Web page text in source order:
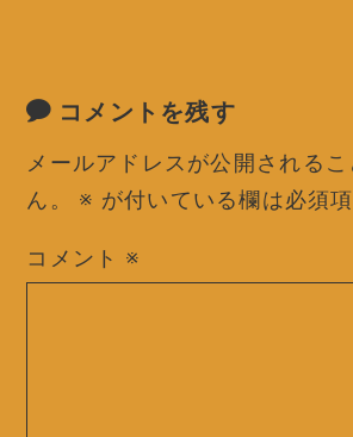
コメントを残す
メールアドレスが公開される
ん。
※ が付いている欄は必須
コメント ※